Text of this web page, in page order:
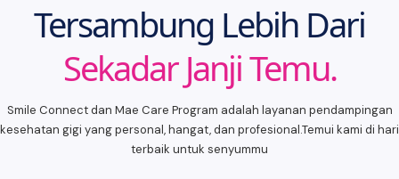
Tersambung Lebih Dari
Sekadar Janji Temu.
Smile Connect dan Mae Care Program adalah layanan pendampingan
kesehatan gigi yang personal, hangat, dan profesional.Temui kami di hari
terbaik untuk senyummu